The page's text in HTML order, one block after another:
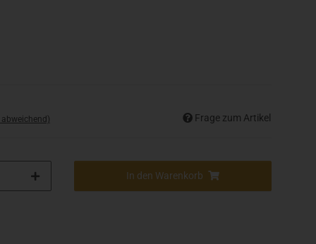
Frage zum Artikel
In den Warenkorb